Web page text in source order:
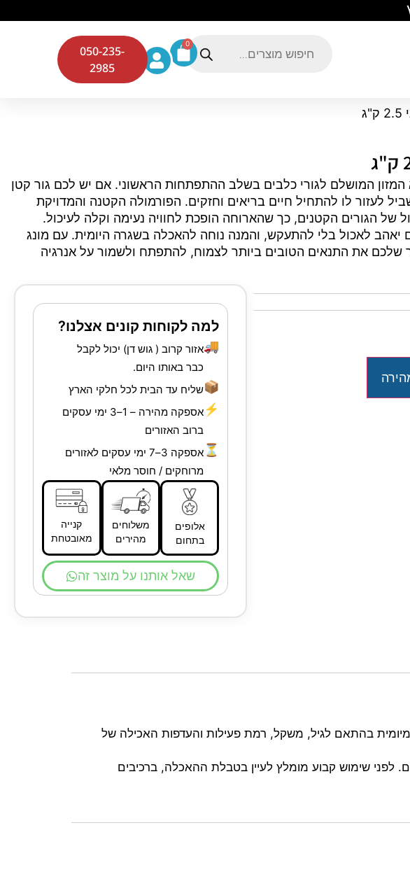
0
050-235-
2985
גור מיני 2.5 ק"ג הוא המזון המושלם לגורי כלבים בשלב ההתפתחות הראשוני. אם יש לכם גור קטן
לעזור לו להתחיל חיים בריאים וחזקים. הפורמולה הקטנה והמדויקת
של הגורים הקטנים, כך שהארוחה הופכת לחוויה נעימה וקלה לעיכול.
יאהב לאכול בלי להתעקש, והמנה נוחה להאכלה בשגרה היומית. עם מונג
שלכם את התנאים הטובים ביותר לצמוח, להתפתח ולשמור על אנרגיה
למה לקוחות קונים אצלנו?
🚚אזור קרוב ( גוש דן) יכול לקבל
כבר באותו היום.
📦שליח עד הבית לכל חלקי הארץ
⚡
אספקה מהירה – 1–3 ימי עסקים
ברוב האזורים
⏳
אספקה 3–7 ימי עסקים לאזורים
מרוחקים / חוסר מלאי
אלופים
בתחום
משלוחים
מהירים
קנייה
מאובטחת
שאל אותנו על מוצר זה
לשגרת האכלה יומיומית בהתאם לגיל, משקל, רמת פעילות והעדפות האכילה של
לפני שימוש קבוע מומלץ לעיין בטבלת ההאכלה, ברכיבים